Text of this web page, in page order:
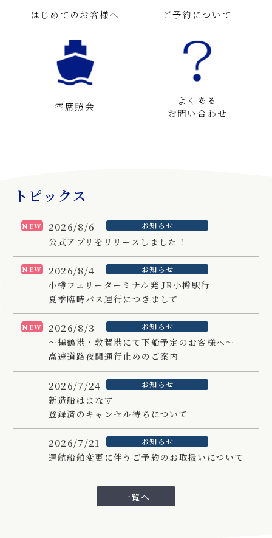
はじめてのお客様へ ご予約について
空席照会
よくある
お問い合わせ
トピックス
NEW 2026/8/6 お知らせ
公式アプリをリリースしました！
NEW 2026/8/4 お知らせ
小樽フェリーターミナル発 JR小樽駅行
夏季臨時バス運行につきまして
NEW 2026/8/3 お知らせ
～舞鶴港・敦賀港にて下船予定のお客様へ～
高速道路夜間通行止めのご案内
2026/7/24 お知らせ
新造船はまなす
登録済のキャンセル待ちについて
2026/7/21 お知らせ
運航船舶変更に伴うご予約のお取扱いについて
一覧へ